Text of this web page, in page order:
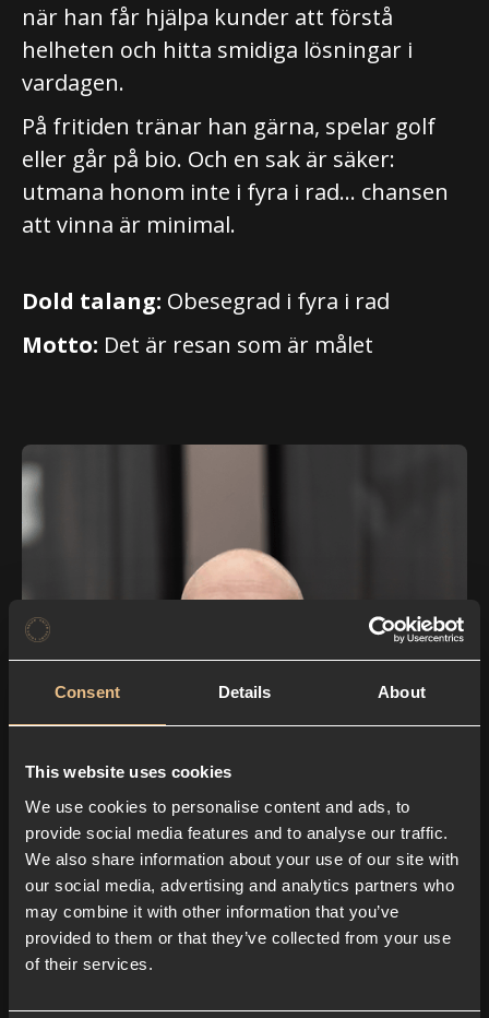
Consent Details About
This website uses cookies
We use cookies to personalise content and ads, to
provide social media features and to analyse our traffic.
We also share information about your use of our site with
our social media, advertising and analytics partners who
may combine it with other information that you’ve
provided to them or that they’ve collected from your use
of their services.
när han får hjälpa kunder att förstå
helheten och hitta smidiga lösningar i
vardagen.
På fritiden tränar han gärna, spelar golf
eller går på bio. Och en sak är säker:
utmana honom inte i fyra i rad… chansen
att vinna är minimal.
Dold talang: Obesegrad i fyra i rad
Motto: Det är resan som är målet